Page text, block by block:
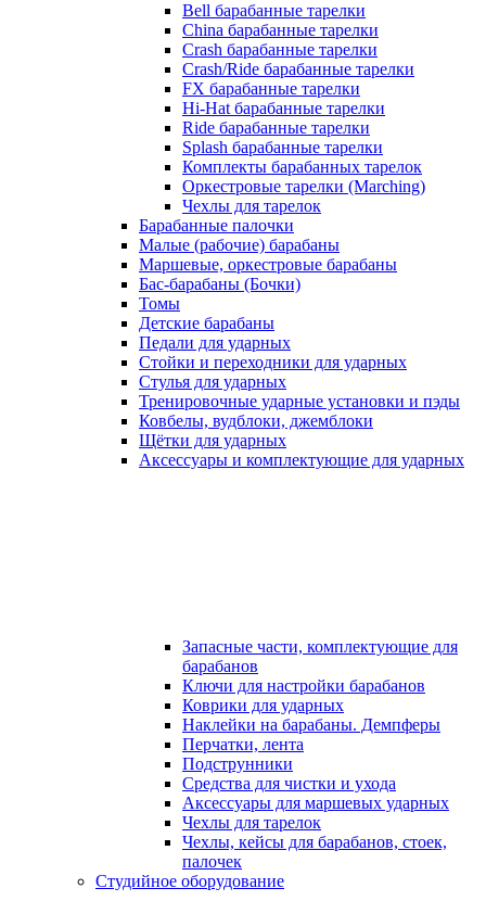
Bell барабанные тарелки
China барабанные тарелки
Crash барабанные тарелки
Crash/Ride барабанные тарелки
FX барабанные тарелки
Hi-Hat барабанные тарелки
Ride барабанные тарелки
Splash барабанные тарелки
Комплекты барабанных тарелок
Оркестровые тарелки (Marching)
Чехлы для тарелок
Барабанные палочки
Малые (рабочие) барабаны
Маршевые, оркестровые барабаны
Бас-барабаны (Бочки)
Томы
Детские барабаны
Педали для ударных
Стойки и переходники для ударных
Стулья для ударных
Тренировочные ударные установки и пэды
Ковбелы, вудблоки, джемблоки
Щётки для ударных
Аксесcуары и комплектующие для ударных
Запасные части, комплектующие для
барабанов
Ключи для настройки барабанов
Коврики для ударных
Наклейки на барабаны. Демпферы
Перчатки, лента
Подструнники
Средства для чистки и ухода
Аксессуары для маршевых ударных
Чехлы для тарелок
Чехлы, кейсы для барабанов, стоек,
палочек
Студийное оборудование